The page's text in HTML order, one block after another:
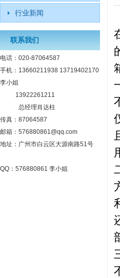
行业新闻
联系我们
电话：020-87064587
手机：13660211938 13719402170
李小姐
13922261211
总经理肖达柱
传真：87064587
邮箱：576880861@qq.com
地址：广州市白云区大源南路51号
QQ：576880861 李小姐